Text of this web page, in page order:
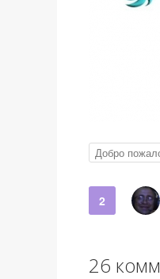
Добро
2
26